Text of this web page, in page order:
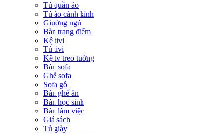
Tủ quần áo
Tú áo cánh kính
Giường ngủ
Bàn trang điểm
Kệ tivi
Tủ tivi
Kệ tv treo tường
Bàn sofa
Ghế sofa
Sofa gỗ
Bàn ghế ăn
Bàn học sinh
Bàn làm việc
Giá sách
Tủ giày